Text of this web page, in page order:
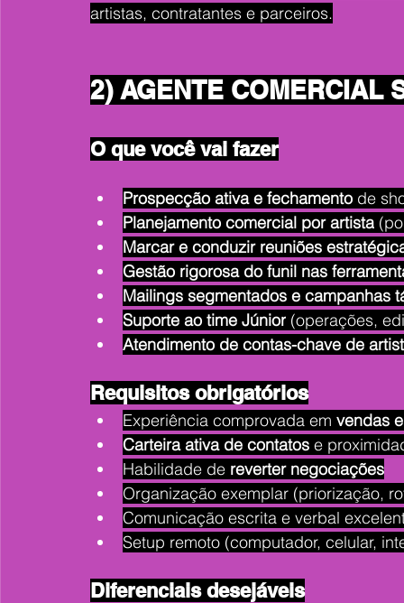
artistas, contratantes e parceiros.
2) AGENTE COMERCIAL
O que você vai fazer
Prospecção ativa e fechamento de
Planejamento comercial por artista
Marcar e conduzir reuniões
Gestão rigorosa do funil nas
Mailings segmentados e campanhas
Suporte ao time Júnior (operações,
Atendimento de contas-chave de
Requisitos obrigatórios
Experiência comprovada em vendas
Carteira ativa de contatos e
Habilidade de reverter negociações
Organização exemplar (priorização,
Comunicação escrita e verbal
Setup remoto (computador, celular,
Diferenciais desejáveis